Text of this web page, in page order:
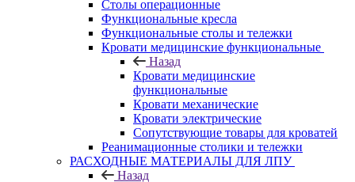
Столы операционные
Функциональные кресла
Функциональные столы и тележки
Кровати медицинские функциональные
Назад
Кровати медицинские
функциональные
Кровати механические
Кровати электрические
Сопутствующие товары для кроватей
Реанимационные столики и тележки
РАСХОДНЫЕ МАТЕРИАЛЫ ДЛЯ ЛПУ
Назад